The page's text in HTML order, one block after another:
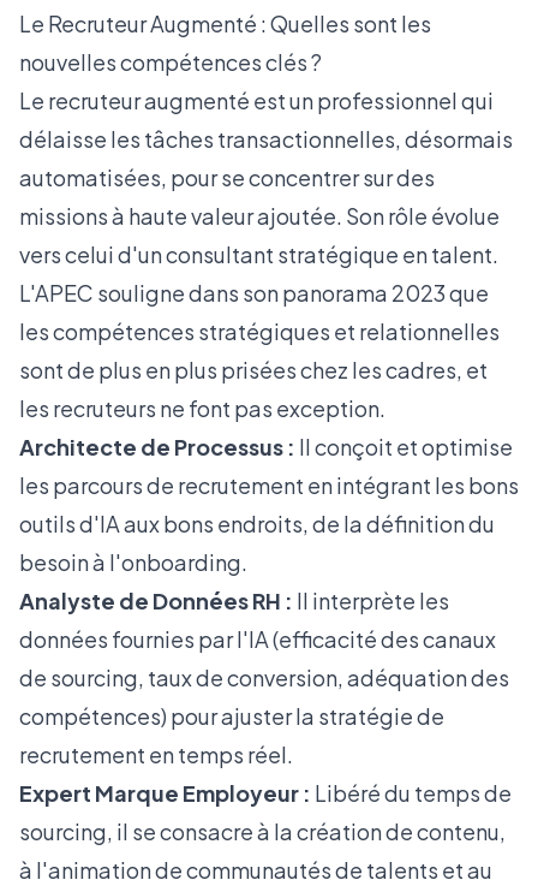
Le Recruteur Augmenté : Quelles sont les
nouvelles compétences clés ?
Le recruteur augmenté est un professionnel qui
délaisse les tâches transactionnelles, désormais
automatisées, pour se concentrer sur des
missions à haute valeur ajoutée. Son rôle évolue
vers celui d'un consultant stratégique en talent.
L'APEC souligne dans son panorama 2023que
les compétences stratégiques et relationnelles
sont de plus en plus prisées chez les cadres, et
les recruteurs ne font pas exception.
Architecte de Processus : Il conçoit et optimise
les parcours de recrutement en intégrant les bons
outils d'IA aux bons endroits, de la définition du
besoin à l'onboarding.
Analyste de Données RH : Il interprète les
données fournies par l'IA (efficacité des canaux
de sourcing, taux de conversion, adéquation des
compétences) pour ajuster la stratégie de
recrutement en temps réel.
Expert Marque Employeur : Libéré du temps de
sourcing, il se consacre à la création de contenu,
à l'animation de communautés de talents et au